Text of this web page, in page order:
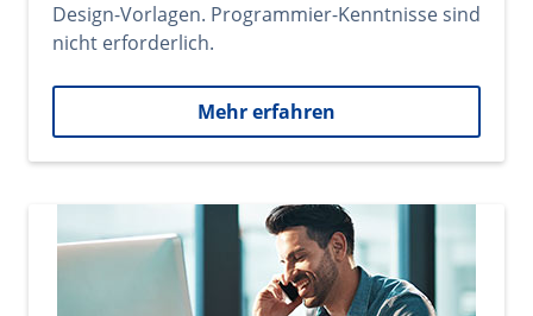
Design-Vorlagen. Programmier-Kenntnisse sind
nicht erforderlich.
Mehr erfahren